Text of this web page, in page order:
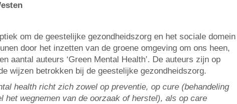
om de geestelijke gezondheidszorg en het sociale domein
door het inzetten van de groene omgeving om ons heen,
aantal auteurs ‘Green Mental Health’. De auteurs zijn op
wijzen betrokken bij de geestelijke gezondheidszorg.
health richt zich zowel op preventie, op cure (behandeling
het wegnemen van de oorzaak of herstel), als op care